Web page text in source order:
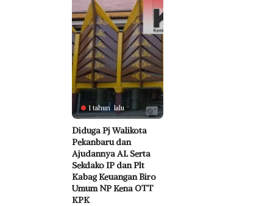
1 tahun lalu
Diduga Pj Walikota
Pekanbaru dan
Ajudannya AL Serta
Sekdako IP dan Plt
Kabag Keuangan Biro
Umum NP Kena OTT
KPK